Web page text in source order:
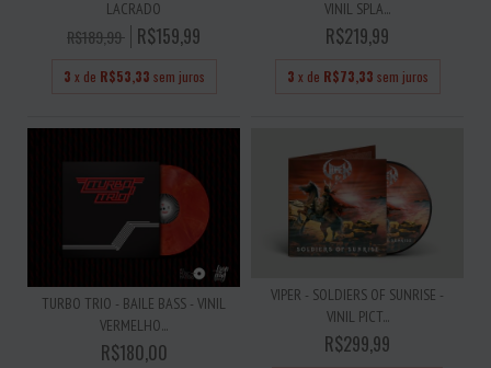
LACRADO
R$189,99 R$159,99
3 x de R$53,33 sem juros
VINIL SPLA...
R$219,99
3 x de R$73,33 sem juros
TURBO TRIO - BAILE BASS - VINIL
VERMELHO...
R$180,00
VIPER - SOLDIERS OF SUNRISE -
VINIL PICT...
R$299,99